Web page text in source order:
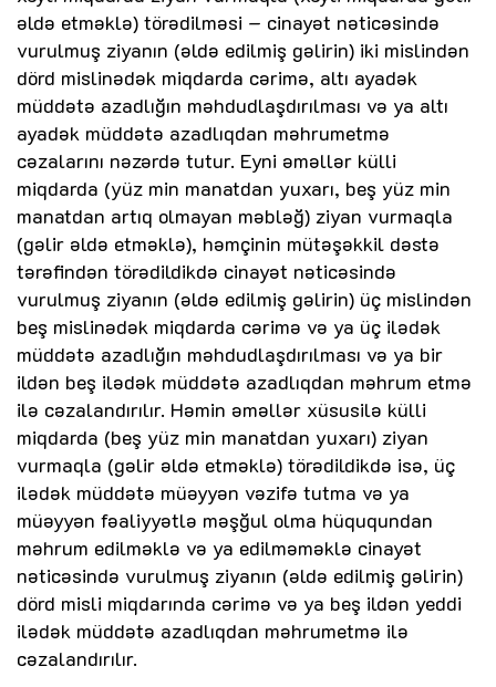
əldə etməklə) törədilməsi – cinayət nəticəsində
vurulmuş ziyanın (əldə edilmiş gəlirin) iki mislindən
dörd mislinədək miqdarda cərimə, altı ayadək
müddətə azadlığın məhdudlaşdırılması və ya altı
ayadək müddətə azadlıqdan məhrumetmə
cəzalarını nəzərdə tutur. Eyni əməllər külli
miqdarda (yüz min manatdan yuxarı, beş yüz min
manatdan artıq olmayan məbləğ) ziyan vurmaqla
(gəlir əldə etməklə), həmçinin mütəşəkkil dəstə
tərəfindən törədildikdə cinayət nəticəsində
vurulmuş ziyanın (əldə edilmiş gəlirin) üç mislindən
beş mislinədək miqdarda cərimə və ya üç ilədək
müddətə azadlığın məhdudlaşdırılması və ya bir
ildən beş ilədək müddətə azadlıqdan məhrum etmə
ilə cəzalandırılır. Həmin əməllər xüsusilə külli
miqdarda (beş yüz min manatdan yuxarı) ziyan
vurmaqla (gəlir əldə etməklə) törədildikdə isə, üç
ilədək müddətə müəyyən vəzifə tutma və ya
müəyyən fəaliyyətlə məşğul olma hüququndan
məhrum edilməklə və ya edilməməklə cinayət
nəticəsində vurulmuş ziyanın (əldə edilmiş gəlirin)
dörd misli miqdarında cərimə və ya beş ildən yeddi
ilədək müddətə azadlıqdan məhrumetmə ilə
cəzalandırılır.